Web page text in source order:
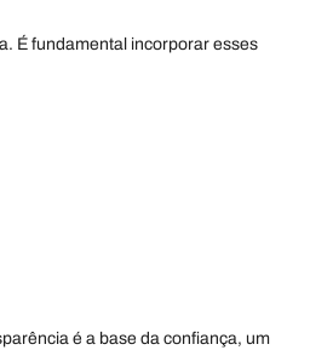
É fundamental incorporar esses
é a base da confiança, um